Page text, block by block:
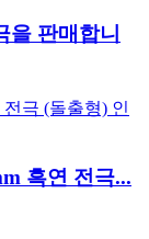
을 판매합니
흑연 전극...